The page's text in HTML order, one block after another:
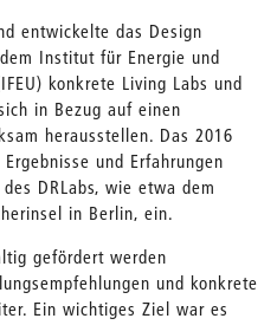
entwickelte das Design
Institut für Energie und
konkrete Living Labs und
in Bezug auf einen
herausstellen. Das 2016
und Erfahrungen
DRLabs, wie etwa dem
in Berlin, ein.
gefördert werden
und konkrete
Ein wichtiges Ziel war es